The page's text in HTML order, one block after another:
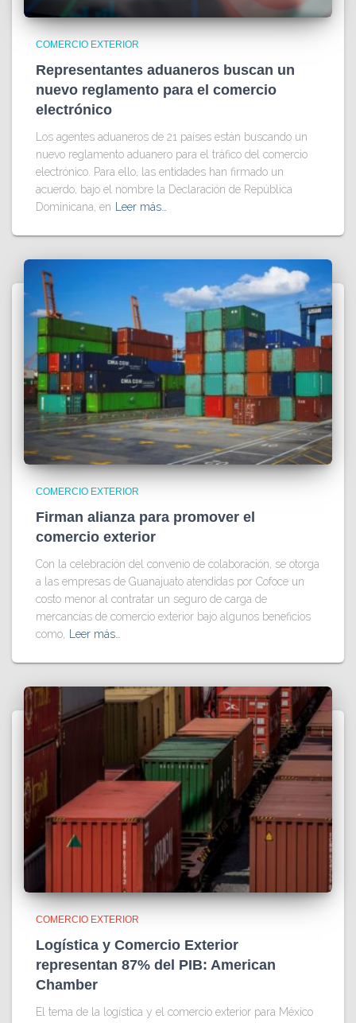
COMERCIO EXTERIOR
Representantes aduaneros buscan un
nuevo reglamento para el comercio
electrónico
Los agentes aduaneros de 21 países están buscando un
nuevo reglamento aduanero para el tráfico del comercio
electrónico. Para ello, las entidades han firmado un
acuerdo, bajo el nombre la Declaración de República
Dominicana, en
Leer más…
COMERCIO EXTERIOR
Firman alianza para promover el
comercio exterior
Con la celebración del convenio de colaboración, se otorga
a las empresas de Guanajuato atendidas por Cofoce un
costo menor al contratar un seguro de carga de
mercancías de comercio exterior bajo algunos beneficios
como, Leer más…
COMERCIO EXTERIOR
Logística y Comercio Exterior
representan 87% del PIB: American
Chamber
El tema de la logística y el comercio exterior para México